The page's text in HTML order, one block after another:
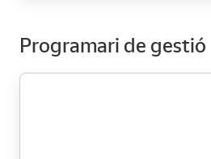
Programari de gestió